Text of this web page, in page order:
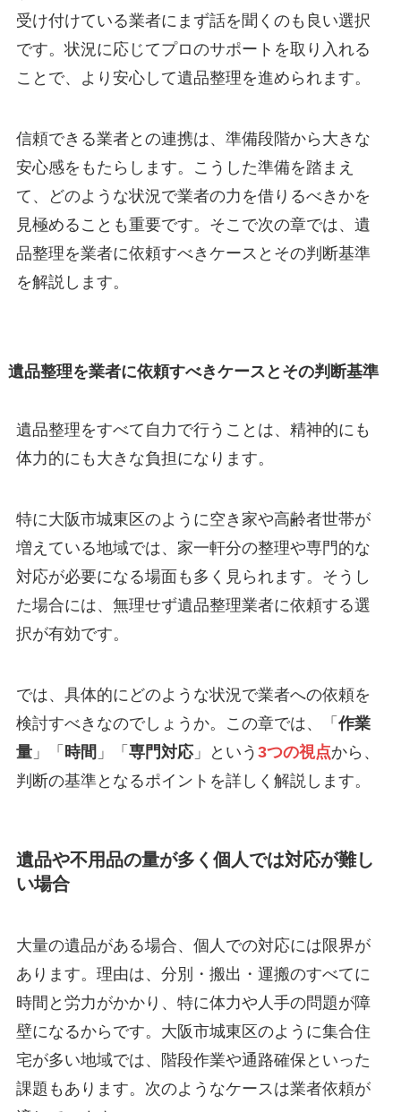
受け付けている業者にまず話を聞くのも良い選択
です。状況に応じてプロのサポートを取り入れる
ことで、より安心して遺品整理を進められます。
信頼できる業者との連携は、準備段階から大きな
安心感をもたらします。こうした準備を踏まえ
て、どのような状況で業者の力を借りるべきかを
見極めることも重要です。そこで次の章では、遺
品整理を業者に依頼すべきケースとその判断基準
を解説します。
遺品整理を業者に依頼すべきケースとその判断基準
遺品整理をすべて自力で行うことは、精神的にも
体力的にも大きな負担になります。
特に大阪市城東区のように空き家や高齢者世帯が
増えている地域では、家一軒分の整理や専門的な
対応が必要になる場面も多く見られます。そうし
た場合には、無理せず遺品整理業者に依頼する選
択が有効です。
では、具体的にどのような状況で業者への依頼を
検討すべきなのでしょうか。この章では、「 作業
量」「 時間 」「 専門対応」という 3つの視点から、
判断の基準となるポイントを詳しく解説します。
遺品や不用品の量が多く個人では対応が難し
い場合
大量の遺品がある場合、個人での対応には限界が
あります。理由は、分別・搬出・運搬のすべてに
時間と労力がかかり、特に体力や人手の問題が障
壁になるからです。大阪市城東区のように集合住
宅が多い地域では、階段作業や通路確保といった
課題もあります。次のようなケースは業者依頼が